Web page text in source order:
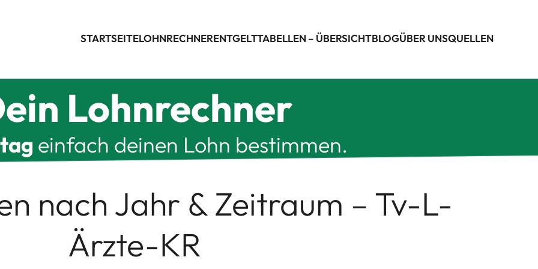
STARTSEITELOHNRECHNERENTGELTTABELLEN – ÜBERSICHTBLOGÜBER UNSQUELLEN
Lohnrechner
einfach deinen Lohn bestimmen.
nach Jahr & Zeitraum – Tv-L-
Ärzte-KR